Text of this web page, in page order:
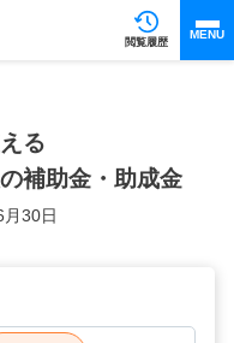
閲覧履歴
MENU
る
補助金・助成金
30日